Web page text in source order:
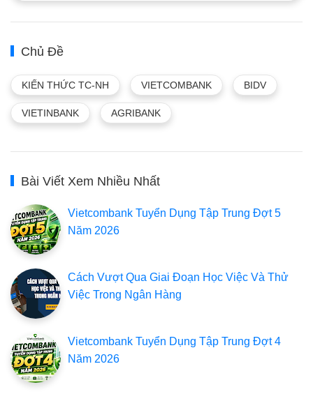
Chủ Đề
KIẾN THỨC TC-NH VIETCOMBANK BIDV
VIETINBANK AGRIBANK
Bài Viết Xem Nhiều Nhất
Vietcombank Tuyển Dụng Tập Trung Đợt 5
Năm 2026
Cách Vượt Qua Giai Đoạn Học Việc Và Thử
Việc Trong Ngân Hàng
Vietcombank Tuyển Dụng Tập Trung Đợt 4
Năm 2026